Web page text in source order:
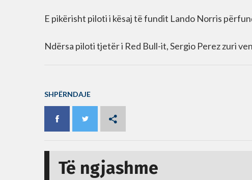
E pikërisht piloti i kësaj të fundit Lando Norris
Ndërsa piloti tjetër i Red Bull-it, Sergio Perez zuri
SHPËRNDAJE
Të ngjashme